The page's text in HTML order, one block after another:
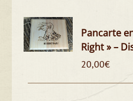
Pancarte
Right » –
20,00€